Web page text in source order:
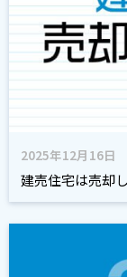
2025年12月16日
建売住宅は売却